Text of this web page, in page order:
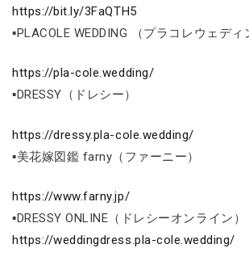
https://bit.ly/3FaQTH5
▪PLACOLE WEDDING （プラコレウェディ
https://pla-cole.wedding/
▪DRESSY（ドレシー）
https://dressy.pla-cole.wedding/
▪美花嫁図鑑 farny（ファーニー）
https://www.farny.jp/
▪DRESSY ONLINE（ドレシーオンライン）
https://weddingdress.pla-cole.wedding/